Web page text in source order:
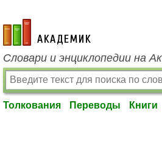
academic.ru
Словари и энциклопедии на
Толкования Переводы Книги